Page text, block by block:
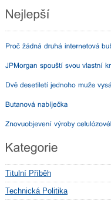
Titulní Příběh
Technická Politika